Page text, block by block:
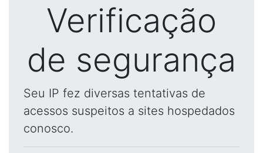
Verificação
de segurança
Seu IP fez diversas tentativas de
acessos suspeitos a sites hospedados
conosco.